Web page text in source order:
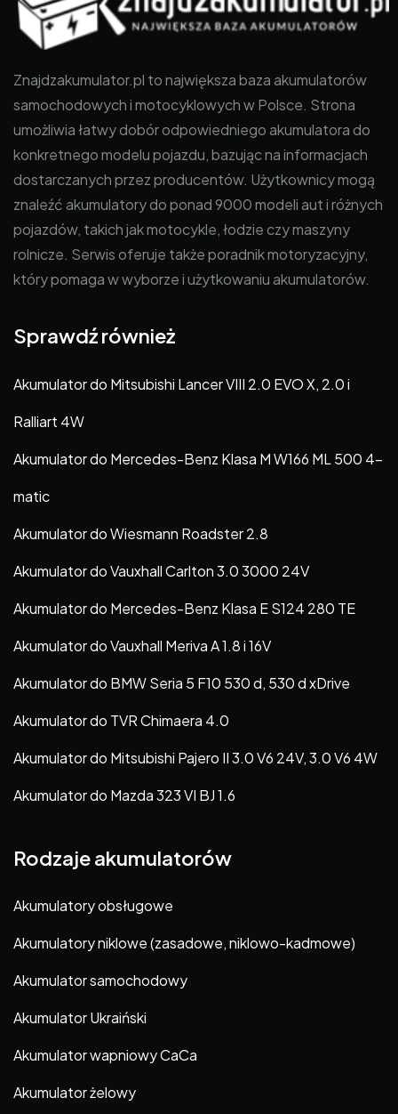
Znajdzakumulator.pl to największa baza akumulatorów
samochodowych i motocyklowych w Polsce. Strona
umożliwia łatwy dobór odpowiedniego akumulatora do
konkretnego modelu pojazdu, bazując na informacjach
dostarczanych przez producentów. Użytkownicy mogą
znaleźć akumulatory do ponad 9000 modeli aut i różnych
pojazdów, takich jak motocykle, łodzie czy maszyny
rolnicze. Serwis oferuje także poradnik motoryzacyjny,
który pomaga w wyborze i użytkowaniu akumulatorów.
Sprawdź również
Akumulator do Mitsubishi Lancer VIII 2.0 EVO X, 2.0 i
Ralliart 4W
Akumulator do Mercedes-Benz Klasa M W166 ML 500 4-
matic
Akumulator do Wiesmann Roadster 2.8
Akumulator do Vauxhall Carlton 3.0 3000 24V
Akumulator do Mercedes-Benz Klasa E S124 280 TE
Akumulator do Vauxhall Meriva A 1.8 i 16V
Akumulator do BMW Seria 5 F10 530 d, 530 d xDrive
Akumulator do TVR Chimaera 4.0
Akumulator do Mitsubishi Pajero II 3.0 V6 24V, 3.0 V6 4W
Akumulator do Mazda 323 VI BJ 1.6
Rodzaje akumulatorów
Akumulatory obsługowe
Akumulatory niklowe (zasadowe, niklowo-kadmowe)
Akumulator samochodowy
Akumulator Ukraiński
Akumulator wapniowy CaCa
Akumulator żelowy